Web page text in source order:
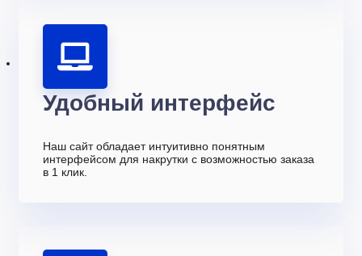
Удобный интерфейс
Наш сайт обладает интуитивно понятным
интерфейсом для накрутки с возможностью заказа
в 1 клик.